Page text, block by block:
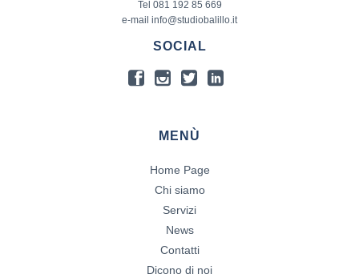
Tel 081 192 85 669
e-mail info@studiobalillo.it
SOCIAL
MENÙ
Home Page
Chi siamo
Servizi
News
Contatti
Dicono di noi